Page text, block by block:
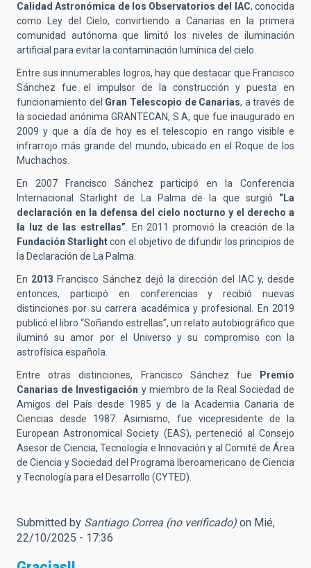
Calidad Astronómica de los Observatorios del IAC, conocida
como Ley del Cielo, convirtiendo a Canarias en la primera
comunidad autónoma que limitó los niveles de iluminación
artificial para evitar la contaminación lumínica del cielo.
Entre sus innumerables logros, hay que destacar que Francisco
Sánchez fue el impulsor de la construcción y puesta en
funcionamiento del Gran Telescopio de Canarias, a través de
la sociedad anónima GRANTECAN, S.A, que fue inaugurado en
2009 y que a día de hoy es el telescopio en rango visible e
infrarrojo más grande del mundo, ubicado en el Roque de los
Muchachos.
En 2007 Francisco Sánchez participó en la Conferencia
Internacional Starlight de La Palma de la que surgió “La
declaración en la defensa del cielo nocturno y el derecho a
la luz de las estrellas”. En 2011 promovió la creación de la
Fundación Starlightcon el objetivo de difundir los principios de
la Declaración de La Palma.
En 2013 Francisco Sánchez dejó la dirección del IAC y, desde
entonces, participó en conferencias y recibió nuevas
distinciones por su carrera académica y profesional. En 2019
publicó el libro “Soñando estrellas”, un relato autobiográfico que
iluminó su amor por el Universo y su compromiso con la
astrofísica española.
Entre otras distinciones, Francisco Sánchez fue
Premio
Canarias de Investigación y miembro de la Real Sociedad de
Amigos del País desde 1985 y de la Academia Canaria de
Ciencias desde 1987. Asimismo, fue vicepresidente de la
European Astronomical Society (EAS), perteneció al Consejo
Asesor de Ciencia, Tecnología e Innovación y al Comité de Área
de Ciencia y Sociedad del Programa Iberoamericano de Ciencia
y Tecnología para el Desarrollo (CYTED).
Submitted by Santiago Correa (no verificado) on Mié,
22/10/2025 - 17:36